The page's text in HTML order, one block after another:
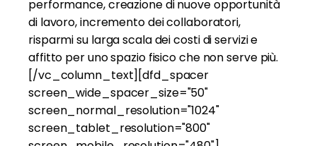
performance, creazione di nuove opportunità
di lavoro, incremento dei collaboratori,
risparmi su larga scala dei costi di servizi e
affitto per uno spazio fisico che non serve più.
[/vc_column_text][dfd_spacer
screen_wide_spacer_size="50"
screen_normal_resolution="1024"
screen_tablet_resolution="800"